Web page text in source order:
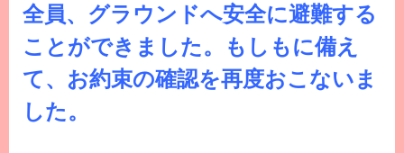
全員、グラウンドへ安全に避難する
ことができました。もしもに備え
て、お約束の確認を再度おこないま
した。